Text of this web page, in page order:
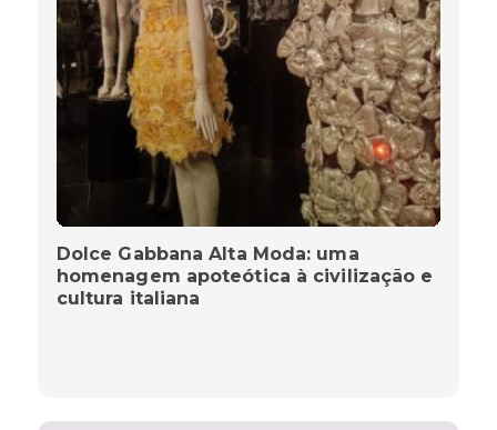
Dolce Gabbana Alta Moda: uma
homenagem apoteótica à civilização e
cultura italiana